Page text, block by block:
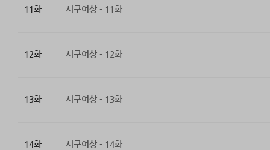
11화 서구여상 - 11화
12화 서구여상 - 12화
13화 서구여상 - 13화
14화 서구여상 - 14화